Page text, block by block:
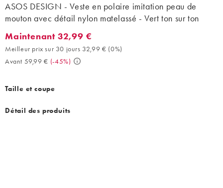
ASOS DESIGN - Veste en polaire imitation peau de
mouton avec détail nylon matelassé - Vert ton sur ton
Maintenant 32,99 €. Meilleur prix sur 30 jours 32,99 € (0%).
Maintenant 32,99 €
Meilleur prix sur 30 jours 32,99 € (0%)
Avant 59,99 € (-45%)
Taille et coupe
Détail des produits